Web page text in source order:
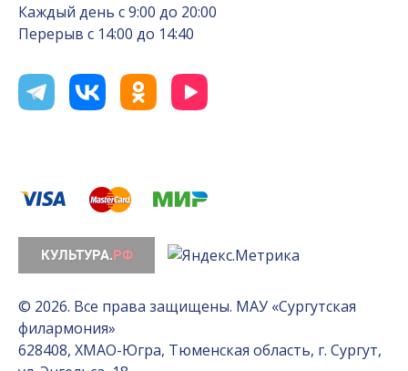
Каждый день с 9:00 до 20:00
Перерыв с 14:00 до 14:40
© 2026. Все права защищены. МАУ «Сургутская
филармония»
628408, ХМАО-Югра, Тюменская область, г. Сургут,